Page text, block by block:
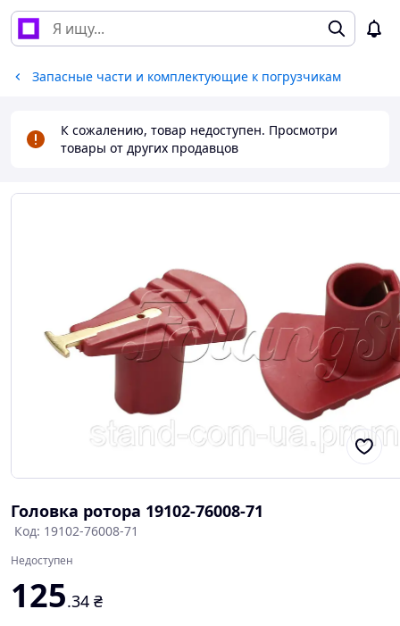
Запасные части и комплектующие к погрузчикам
К сожалению, товар недоступен. Просмотри
товары от других продавцов
Головка ротора 19102-76008-71
Код: 19102-76008-71
Недоступен
125.34 ₴